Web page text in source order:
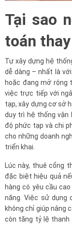
Tại sao
toán
Tự xây dựng hệ
dễ dàng – nhất là
hoặc đang mở rộng
việc trực tiếp với
tạp, xây dựng cơ sở
duy trì hệ thống vận
độ phức tạp và chi
cho những doanh
triển khai.
Lúc này, thuê cổng
đặc biệt hiệu quả
hàng có yêu cầu
năng. Việc sử dụng
không chỉ giúp nâng
còn tăng tỷ lệ thanh